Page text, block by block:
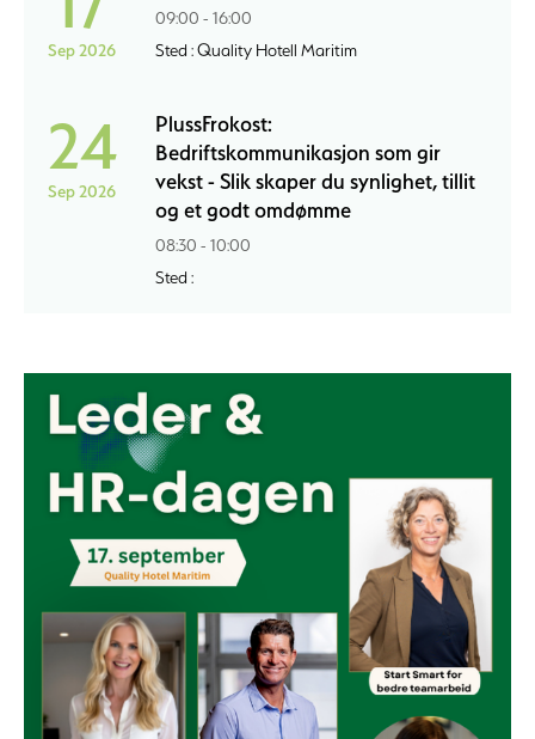
Sep 2026
09:00 - 16:00
Sted : Quality Hotell Maritim
24
Sep 2026
PlussFrokost:
Bedriftskommunikasjon som gir
vekst - Slik skaper du synlighet, tillit
og et godt omdømme
08:30 - 10:00
Sted :